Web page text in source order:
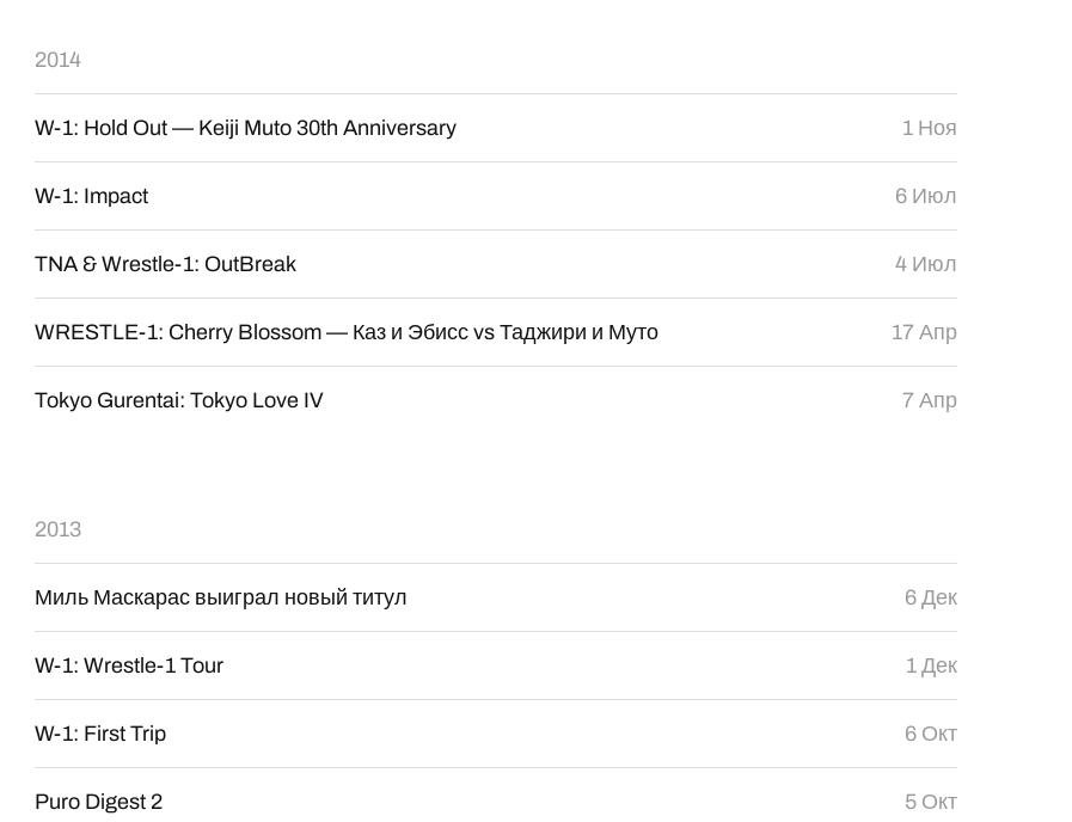
2014
W-1: Hold Out — Keiji Muto 30th Anniversary 1 Ноя
W-1: Impact 6 Июл
TNA & Wrestle-1: OutBreak 4 Июл
WRESTLE-1: Cherry Blossom — Каз и Эбисс vs Таджири и Муто 17 Апр
Tokyo Gurentai: Tokyo Love IV 7 Апр
2013
Миль Маскарас выиграл новый титул 6 Дек
W-1: Wrestle-1 Tour 1 Дек
W-1: First Trip 6 Окт
Puro Digest 2 5 Окт